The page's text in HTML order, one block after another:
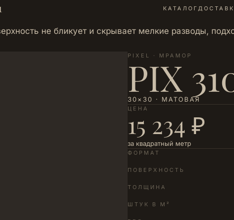
КАТАЛОГ
не бликует и скрывает мелкие разводы,
PIXEL · МРАМОР
PIX
30×30 · МАТОВАЯ
ЦЕНА
15 234 ₽
за квадратный метр
ФОРМАТ
ПОВЕРХНОСТЬ
ТОЛЩИНА
ШТУК В М²